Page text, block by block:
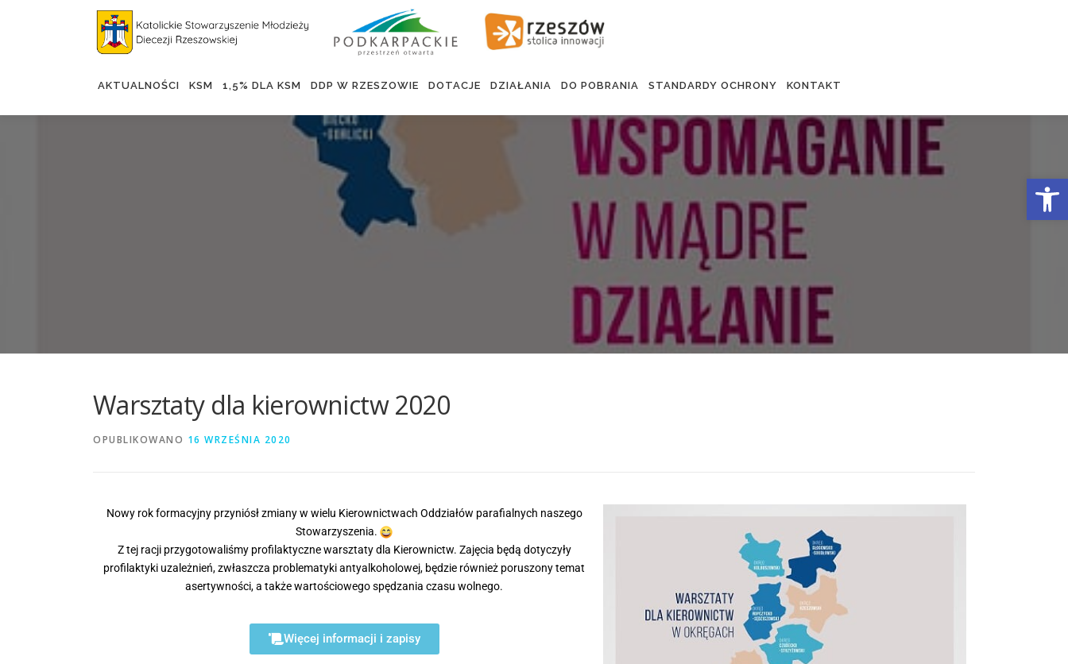
AKTUALNOŚCI KSM 1,5% DLA KSM DDP W RZESZOWIE DOTACJE DZIAŁANIA DO POBRANIA STANDARDY OCHRONY KONTAKT
Warsztaty dla kierownictw 2020
OPUBLIKOWANO 16 WRZEŚNIA 2020
Nowy rok formacyjny przyniósł zmiany w wielu Kierownictwach Oddziałów parafialnych naszego
Stowarzyszenia.
Z tej racji przygotowaliśmy profilaktyczne warsztaty dla Kierownictw. Zajęcia będą dotyczyły
profilaktyki uzależnień, zwłaszcza problematyki antyalkoholowej, będzie również poruszony temat
asertywności, a także wartościowego spędzania czasu wolnego.
Więcej informacji i zapisy